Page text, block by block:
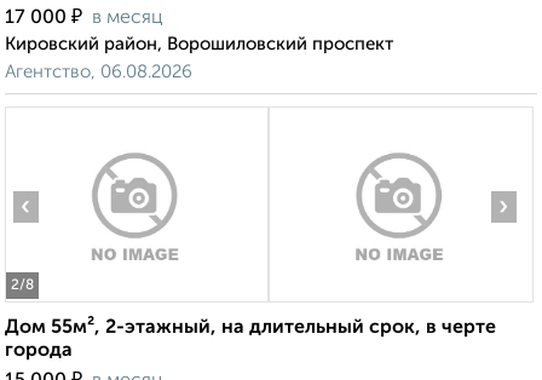
17 000 ₽ в месяц
Кировский район, Ворошиловский проспект
Агентство, 06.08.2026
2/8
‹ ›
Дом 55м², 2-этажный, на длительный срок, в черте
города